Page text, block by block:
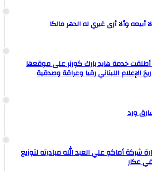
وألا أرى غيري له الدهر مالكا
أطلقت خدمة هايد بارك كورنر على موقعها
الإعلام اللبناني رقيا وعراقة وصدقية
ورد
شركة أماكو علي العبد الله مبادرته لتوزيع
عكار